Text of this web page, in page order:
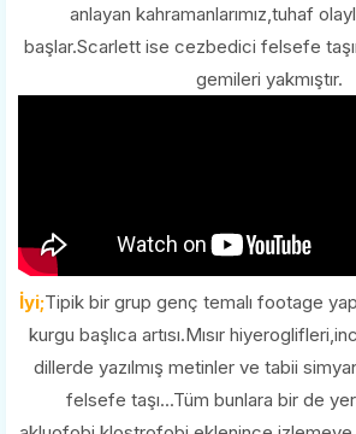
anlayan kahramanlarımız,tuhaf
başlar.Scarlett ise cezbedici felsefe
gemileri yakmıştır.
İyi;Tipik bir grup genç temalı footage
kurgu başlıca artısı.Mısır
dillerde yazılmış metinler ve tabii
felsefe taşı...Tüm bunlara bir de